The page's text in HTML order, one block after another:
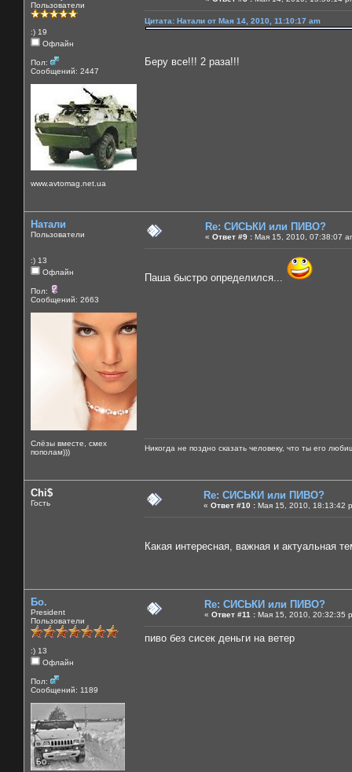
Пользователи
:) 19
Офлайн
Пол:
Сообщений: 2447
www.avtomag.net.ua
Цитата: Натали от Мая 14, 2010, 11:10:17 am
Беру все!!! 2 раза!!!
Натали
Пользователи
:) 13
Офлайн
Пол:
Сообщений: 2663
Слёзы вместе, смех
пополам)))
Re: СИСЬКИ или ПИВО?
« Ответ #9 : Мая 15, 2010, 07:38:07
Паша быстро определился...
Никогда не поздно сказать человеку, что ты его
Chi$
Гость
Re: СИСЬКИ или ПИВО?
« Ответ #10 : Мая 15, 2010, 18:13:42
Какая интересная, важная и актуальная
Бо.
President
Пользователи
:) 13
Офлайн
Пол:
Сообщений: 1189
Re: СИСЬКИ или ПИВО?
« Ответ #11 : Мая 15, 2010, 20:32:35
пиво без сисек деньги на ветер